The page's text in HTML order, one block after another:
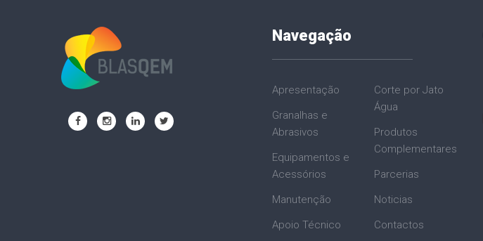
Navegação
Apresentação
Granalhas e
Abrasivos
Equipamentos e
Acessórios
Manutenção
Apoio Técnico
Corte por Jato
Água
Produtos
Complementares
Parcerias
Noticias
Contactos